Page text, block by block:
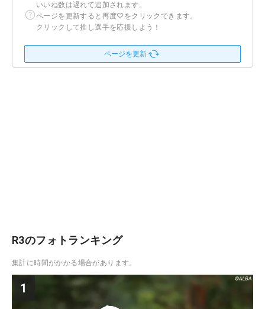
いいね数は遅れて追加されます。
ページを更新すると再度♡をクリックできます。
クリックして推し選手を応援しよう！
ページを更新
R3のフォトランキング
集計に時間がかかる場合があります。
1